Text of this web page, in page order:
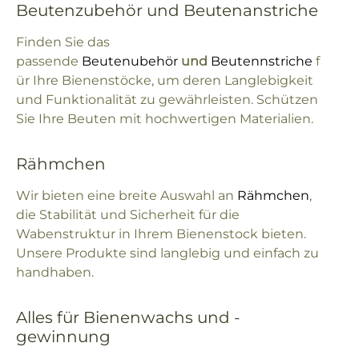
Beutenzubehör und Beutenanstriche
Finden Sie das
passende Beutenubehör und Beutennstriche f
ür Ihre Bienenstöcke, um deren Langlebigkeit
und Funktionalität zu gewährleisten. Schützen
Sie Ihre Beuten mit hochwertigen Materialien.
Rähmchen
Wir bieten eine breite Auswahl an Rähmchen,
die Stabilität und Sicherheit für die
Wabenstruktur in Ihrem Bienenstock bieten.
Unsere Produkte sind langlebig und einfach zu
handhaben.
Alles für Bienenwachs und -
gewinnung